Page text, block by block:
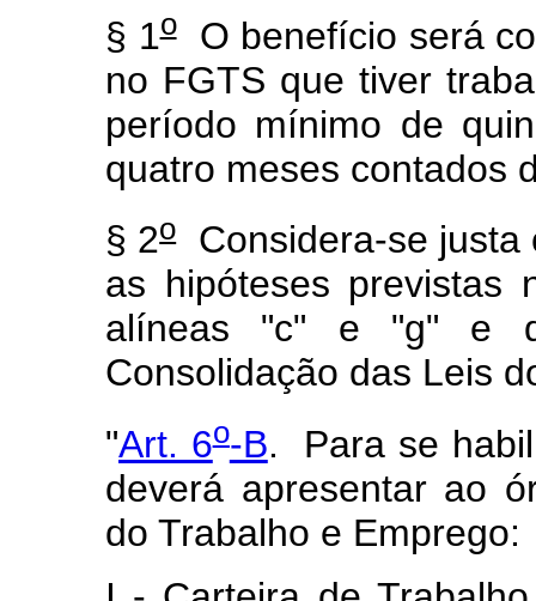
§ 1oO benefício será
no FGTS que tiver
período mínimo de
quatro meses contados
§ 2oConsidera-se justa
as hipóteses previstas
alíneas "c" e "g" e
Consolidação das Leis
"Art. 6o-B. Para se
deverá apresentar ao
do Trabalho e Emprego: